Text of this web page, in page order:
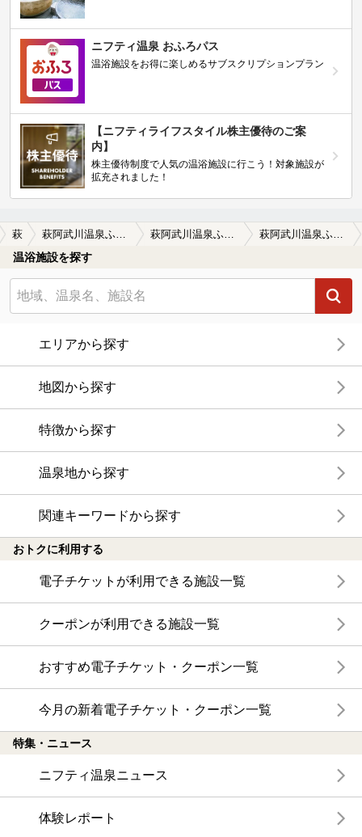
ニフティ温泉 おふろパス
温浴施設をお得に楽しめるサブスクリプションプラン
【ニフティライフスタイル株主優待のご案
内】
株主優待制度で人気の温浴施設に行こう！対象施設が
拡充されました！
萩
温浴施設を探す
エリアから探す
地図から探す
特徴から探す
温泉地から探す
関連キーワードから探す
おトクに利用する
電子チケットが利用できる施設一覧
クーポンが利用できる施設一覧
おすすめ電子チケット・クーポン一覧
今月の新着電子チケット・クーポン一覧
特集・ニュース
ニフティ温泉ニュース
体験レポート